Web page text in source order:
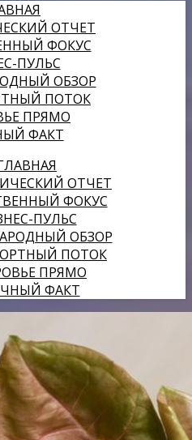
ОТЧЕТ
ФОКУС
ПУЛЬС
ОБЗОР
ПОТОК
ПРЯМО
ФАКТ
ОТЧЕТ
ФОКУС
ПУЛЬС
ОБЗОР
ПОТОК
ПРЯМО
ФАКТ